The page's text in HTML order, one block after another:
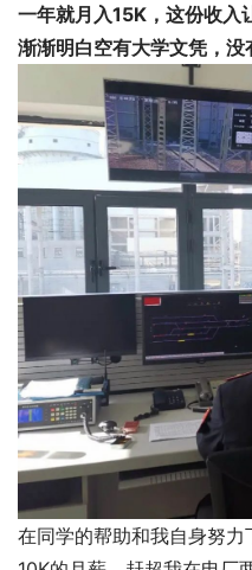
一年就月入15K，这份收入
渐渐明白空有大学文凭，没
在同学的帮助和我自身努